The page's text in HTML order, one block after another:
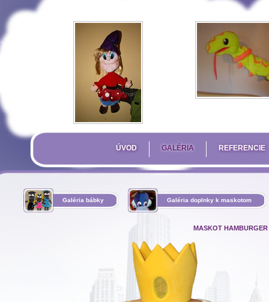
ÚVOD GALÉRIA REFERENCIE
Galéria bábky Galéria doplnky k maskotom
MASKOT HAMBURGER